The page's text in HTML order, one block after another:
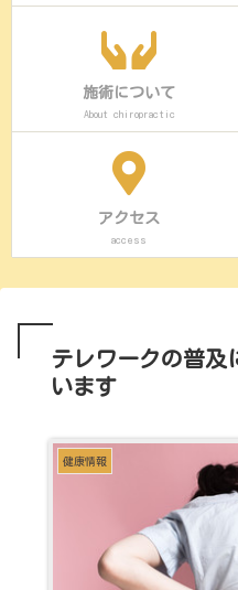
施術について
About chiropractic
アクセス
access
テレワークの普及
います
健康情報